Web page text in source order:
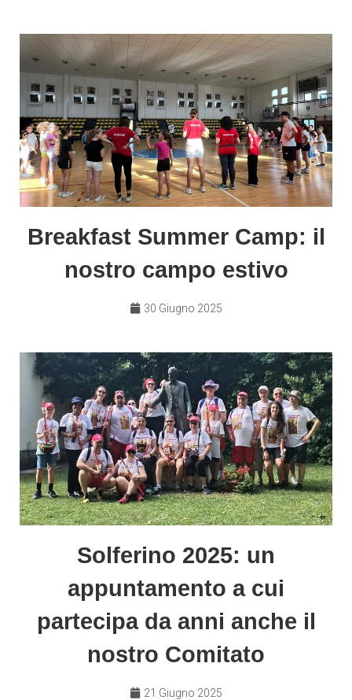
Breakfast Summer Camp: il
nostro campo estivo
30 Giugno 2025
Solferino 2025: un
appuntamento a cui
partecipa da anni anche il
nostro Comitato
21 Giugno 2025